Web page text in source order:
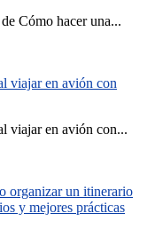
Cómo hacer una...
viajar en avión con
viajar en avión con...
organizar un itinerario
y mejores prácticas